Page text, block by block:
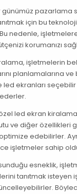
günümüz pazarlama
için bu
nedenle,
korumanızı
işletmelerin
planlamalarına
led ekranları
led ekran
ve diğer
edebilirler.
işletmeler sahip
esneklik,
tanıtmak isteyen